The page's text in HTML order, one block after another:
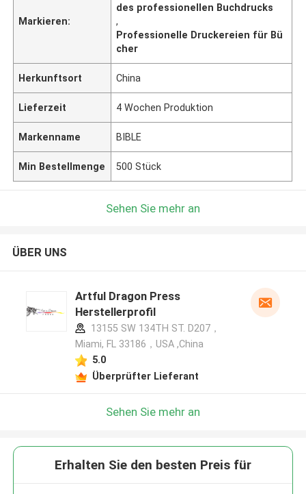
Markieren:
des professionellen Buchdrucks
,
Professionelle Druckereien für Bü
cher
Herkunftsort China
Lieferzeit 4 Wochen Produktion
Markenname BIBLE
Min Bestellmenge 500 Stück
Sehen Sie mehr an
ÜBER UNS
Artful Dragon Press
Herstellerprofil
13155 SW 134TH ST. D207，
Miami, FL 33186，USA ,China
5.0
Überprüfter Lieferant
Sehen Sie mehr an
Erhalten Sie den besten Preis für